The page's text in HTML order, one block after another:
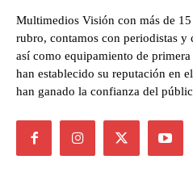
Multimedios Visión con más de
rubro, contamos con periodistas y
así como equipamiento de
han establecido su reputación en
han ganado la confianza del